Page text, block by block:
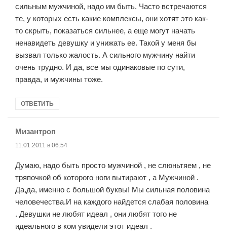
сильным мужчиной, надо им быть. Часто встречаются
те, у которых есть какие комплексы, они хотят это как-
то скрыть, показаться сильнее, а еще могут начать
ненавидеть девушку и унижать ее. Такой у меня бы
вызвал только жалость. А сильного мужчину найти
очень трудно. И да, все мы одинаковые по сути,
правда, и мужчины тоже.
ОТВЕТИТЬ
Мизантроп
11.01.2011 в 06:54
Думаю, надо быть просто мужчиной , не слюньтяем , не
тряпочкой об которого ноги вытирают , а Мужчиной .
Да,да, именно с большой буквы! Мы сильная половина
человечества.И на каждого найдется слабая половина
. Девушки не любят идеал , они любят того не
идеального в ком увидели этот идеал .